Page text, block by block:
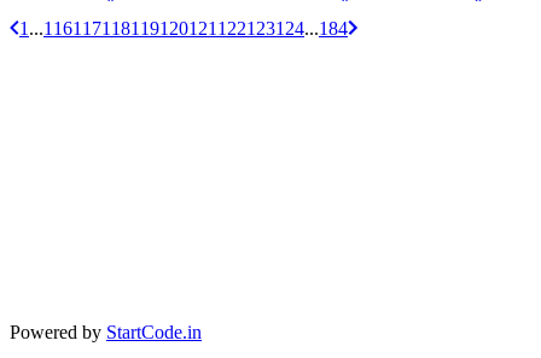
1 ...116117118119120121 122123124...184
Powered by StartCode.in